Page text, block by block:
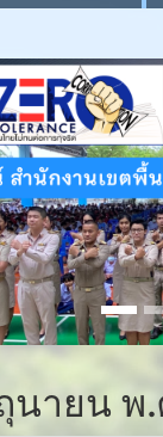
ายน พ